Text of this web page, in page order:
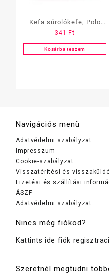
Kefa súrolókefe, Polo
/fogantyús/
341 Ft
Kosárba teszem
Navigációs menü
Adatvédelmi szabályzat
Impresszum
Cookie-szabályzat
Visszatérítési és
Fizetési és szállítási
ÁSZF
Adatvédelmi szabályzat
Nincs még fiókod?
Kattints ide fiók
Szeretnél megtudni